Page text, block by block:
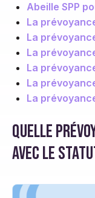
Abeille SPP
La
La
La
La
La
La
Quelle
avec le